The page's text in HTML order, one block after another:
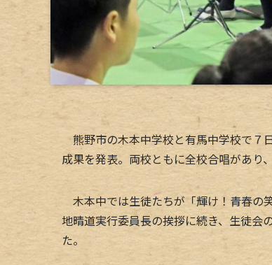
熊野市の木本中学校と有馬中学校で７
成果を発表。両校ともに全校合唱があり
木本中では生徒たちが「輝け！青春の
地晴道実行委員長の挨拶に続き、生徒会
た。